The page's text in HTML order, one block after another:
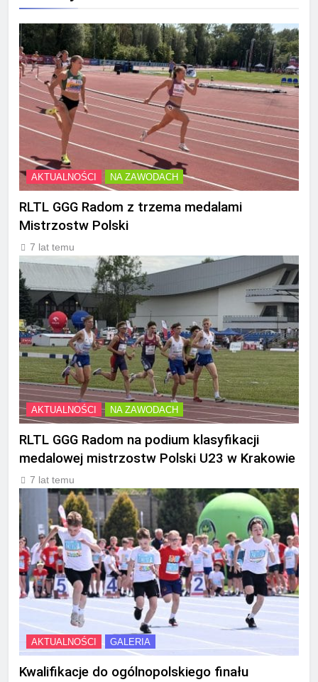
AKTUALNOŚCI NA ZAWODACH
RLTL GGG Radom z trzema medalami
Mistrzostw Polski
7 lat temu
AKTUALNOŚCI NA ZAWODACH
RLTL GGG Radom na podium klasyfikacji
medalowej mistrzostw Polski U23 w Krakowie
7 lat temu
AKTUALNOŚCI GALERIA
Kwalifikacje do ogólnopolskiego finału